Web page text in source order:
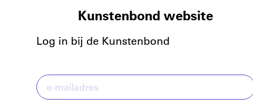
Kunstenbond website
Log in bij de Kunstenbond